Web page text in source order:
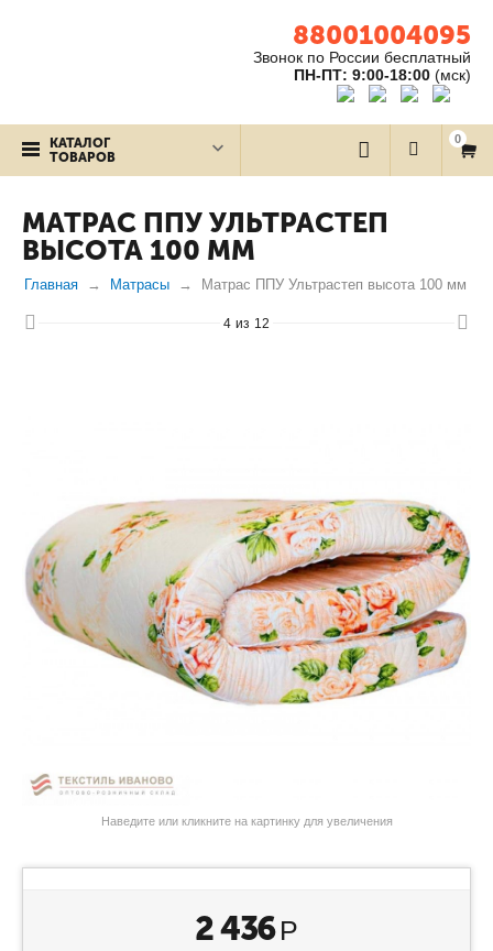
88001004095
Звонок по России бесплатный
ПН-ПТ: 9:00-18:00 (мск)
КАТАЛОГ
ТОВАРОВ
0
МАТРАС ППУ УЛЬТРАСТЕП
ВЫСОТА 100 ММ
Главная Матрасы Матрас ППУ Ультрастеп высота 100 мм
4 из 12
Наведите или кликните на картинку для увеличения
2 436 Р